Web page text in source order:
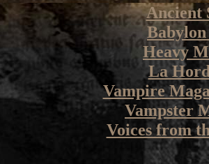
Ancient
Heavy
La
Vampire
Vampster
Voices from